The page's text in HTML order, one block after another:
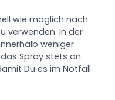
wie möglich nach
verwenden. In der
weniger
Spray stets an
Du es im Notfall